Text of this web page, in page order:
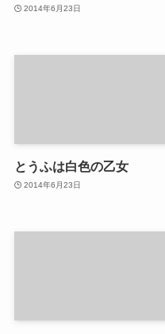
2014年6月23日
とうふは白色の乙女
2014年6月23日